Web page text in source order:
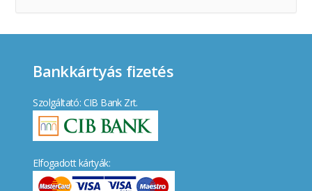
Bankkártyás fizetés
Szolgáltató: CIB Bank Zrt.
Elfogadott kártyák: